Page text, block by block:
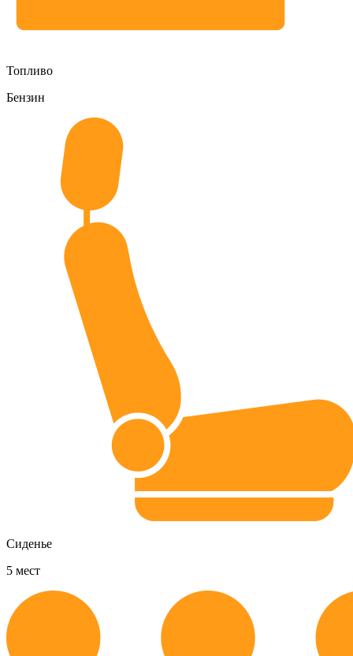
Топливо
Бензин
Сиденье
5 мест